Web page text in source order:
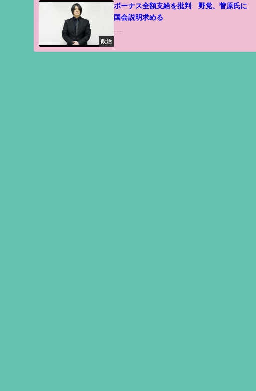
政治
ボーナス全額支給を批判 野党、菅原氏に
国会説明求める